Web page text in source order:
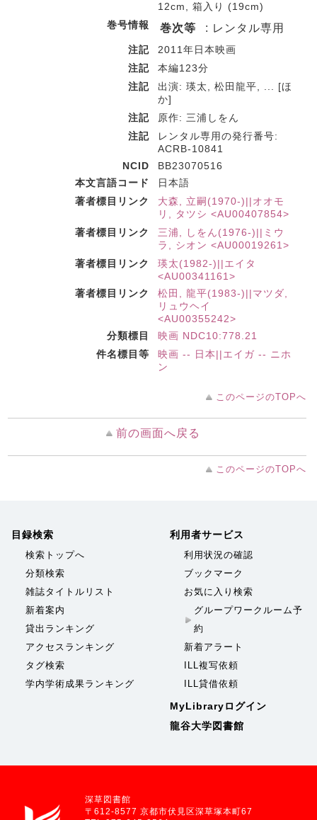
12cm, 箱入り (19cm)
巻号情報
巻次等 : レンタル専用
注記
2011年日本映画
注記
本編123分
注記
出演: 瑛太, 松田龍平, ... [ほ
か]
注記
原作: 三浦しをん
注記
レンタル専用の発行番号:
ACRB-10841
NCID
BB23070516
本文言語コード
日本語
著者標目リンク
大森, 立嗣(1970-)||オオモ
リ, タツシ <AU00407854>
著者標目リンク
三浦, しをん(1976-)||ミウ
ラ, シオン <AU00019261>
著者標目リンク
瑛太(1982-)||エイタ
<AU00341161>
著者標目リンク
松田, 龍平(1983-)||マツダ,
リュウヘイ
<AU00355242>
分類標目
映画 NDC10:778.21
件名標目等
映画 -- 日本||エイガ -- ニホ
ン
このページのTOPへ
前の画面へ戻る
このページのTOPへ
目録検索
検索トップへ
分類検索
雑誌タイトルリスト
新着案内
貸出ランキング
アクセスランキング
タグ検索
学内学術成果ランキング
利用者サービス
利用状況の確認
ブックマーク
お気に入り検索
グループワークルーム予
約
新着アラート
ILL複写依頼
ILL貸借依頼
MyLibraryログイン
龍谷大学図書館
深草図書館
〒612-8577 京都市伏見区深草塚本町67